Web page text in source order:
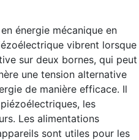
énergie mécanique en
vibrent lorsque
sur deux bornes, qui peut
une tension alternative
de manière efficace. Il
les
Les alimentations
sont utiles pour les